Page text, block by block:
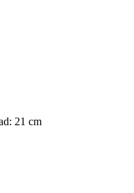
21 cm